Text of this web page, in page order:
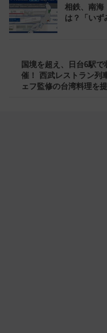
相鉄、南海
は？「いず
国境を超え、日台6駅
催！ 西武レストラン列
ェフ監修の台湾料理を